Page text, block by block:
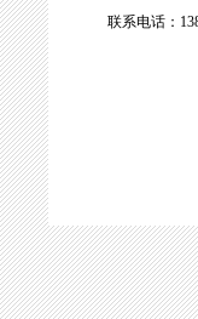
联系电话：